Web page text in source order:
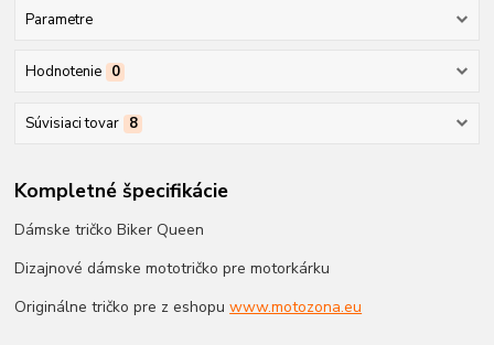
Parametre
Hodnotenie 0
Súvisiaci tovar 8
Kompletné špecifikácie
Dámske tričko Biker Queen
Dizajnové dámske mototričko pre motorkárku
Originálne tričko pre z eshopuwww.motozona.eu